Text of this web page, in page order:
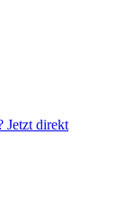
Jetzt direkt